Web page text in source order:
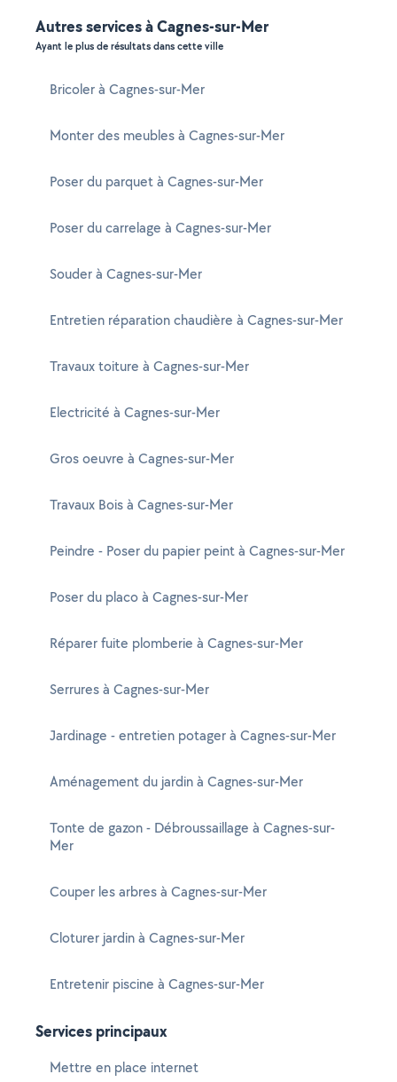
Autres services à Cagnes-sur-Mer
Ayant le plus de résultats dans cette ville
Bricoler à Cagnes-sur-Mer
Monter des meubles à Cagnes-sur-Mer
Poser du parquet à Cagnes-sur-Mer
Poser du carrelage à Cagnes-sur-Mer
Souder à Cagnes-sur-Mer
Entretien réparation chaudière à Cagnes-sur-Mer
Travaux toiture à Cagnes-sur-Mer
Electricité à Cagnes-sur-Mer
Gros oeuvre à Cagnes-sur-Mer
Travaux Bois à Cagnes-sur-Mer
Peindre - Poser du papier peint à Cagnes-sur-Mer
Poser du placo à Cagnes-sur-Mer
Réparer fuite plomberie à Cagnes-sur-Mer
Serrures à Cagnes-sur-Mer
Jardinage - entretien potager à Cagnes-sur-Mer
Aménagement du jardin à Cagnes-sur-Mer
Tonte de gazon - Débroussaillage à Cagnes-sur-
Mer
Couper les arbres à Cagnes-sur-Mer
Cloturer jardin à Cagnes-sur-Mer
Entretenir piscine à Cagnes-sur-Mer
Services principaux
Mettre en place internet